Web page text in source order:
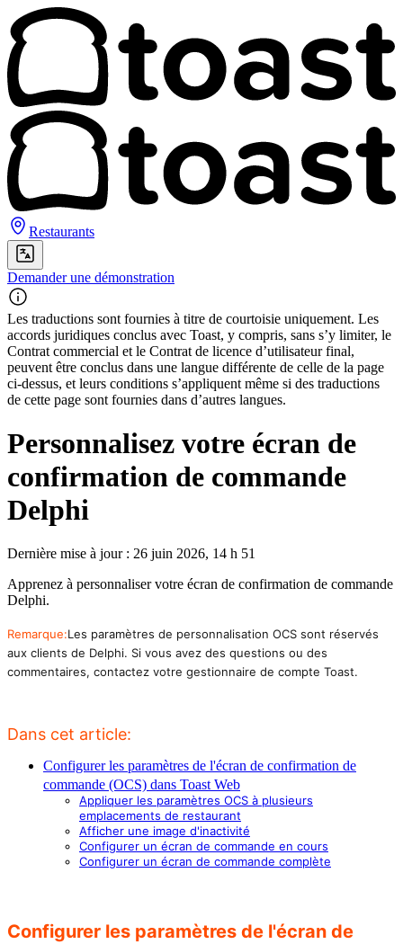
Restaurants
Demander une démonstration
Les traductions sont fournies à titre de courtoisie uniquement. Les
accords juridiques conclus avec Toast, y compris, sans s’y limiter, le
Contrat commercial et le Contrat de licence d’utilisateur final,
peuvent être conclus dans une langue différente de celle de la page
ci-dessus, et leurs conditions s’appliquent même si des traductions
de cette page sont fournies dans d’autres langues.
Personnalisez votre écran de
confirmation de commande
Delphi
Dernière mise à jour : 26 juin 2026, 14 h 51
Apprenez à personnaliser votre écran de confirmation de commande
Delphi.
Remarque:Les paramètres de personnalisation OCS sont réservés
aux clients de Delphi. Si vous avez des questions ou des
commentaires, contactez votre gestionnaire de compte Toast.
Dans cet article:
Configurer les paramètres de l'écran de confirmation de
commande (OCS) dans Toast Web
Appliquer les paramètres OCS à plusieurs
emplacements de restaurant
Afficher une image d'inactivité
Configurer un écran de commande en cours
Configurer un écran de commande complète
Configurer les paramètres de l'écran de